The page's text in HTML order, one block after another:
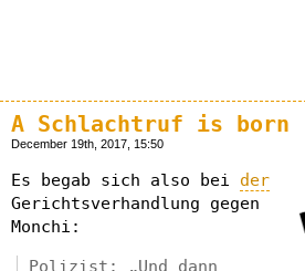
A Schlachtruf is born
December 19th, 2017, 15:50
Es begab sich also bei der
Gerichtsverhandlung gegen
Monchi:
Polizist: „Und dann